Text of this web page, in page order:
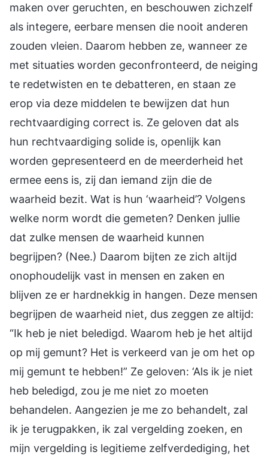
maken over geruchten, en beschouwen zichzelf
als integere, eerbare mensen die nooit anderen
zouden vleien. Daarom hebben ze, wanneer ze
met situaties worden geconfronteerd, de neiging
te redetwisten en te debatteren, en staan ze
erop via deze middelen te bewijzen dat hun
rechtvaardiging correct is. Ze geloven dat als
hun rechtvaardiging solide is, openlijk kan
worden gepresenteerd en de meerderheid het
ermee eens is, zij dan iemand zijn die de
waarheid bezit. Wat is hun ‘waarheid’? Volgens
welke norm wordt die gemeten? Denken jullie
dat zulke mensen de waarheid kunnen
begrijpen? (Nee.) Daarom bijten ze zich altijd
onophoudelijk vast in mensen en zaken en
blijven ze er hardnekkig in hangen. Deze mensen
begrijpen de waarheid niet, dus zeggen ze altijd:
“Ik heb je niet beledigd. Waarom heb je het altijd
op mij gemunt? Het is verkeerd van je om het op
mij gemunt te hebben!” Ze geloven: ‘Als ik je niet
heb beledigd, zou je me niet zo moeten
behandelen. Aangezien je me zo behandelt, zal
ik je terugpakken, ik zal vergelding zoeken, en
mijn vergelding is legitieme zelfverdediging, het